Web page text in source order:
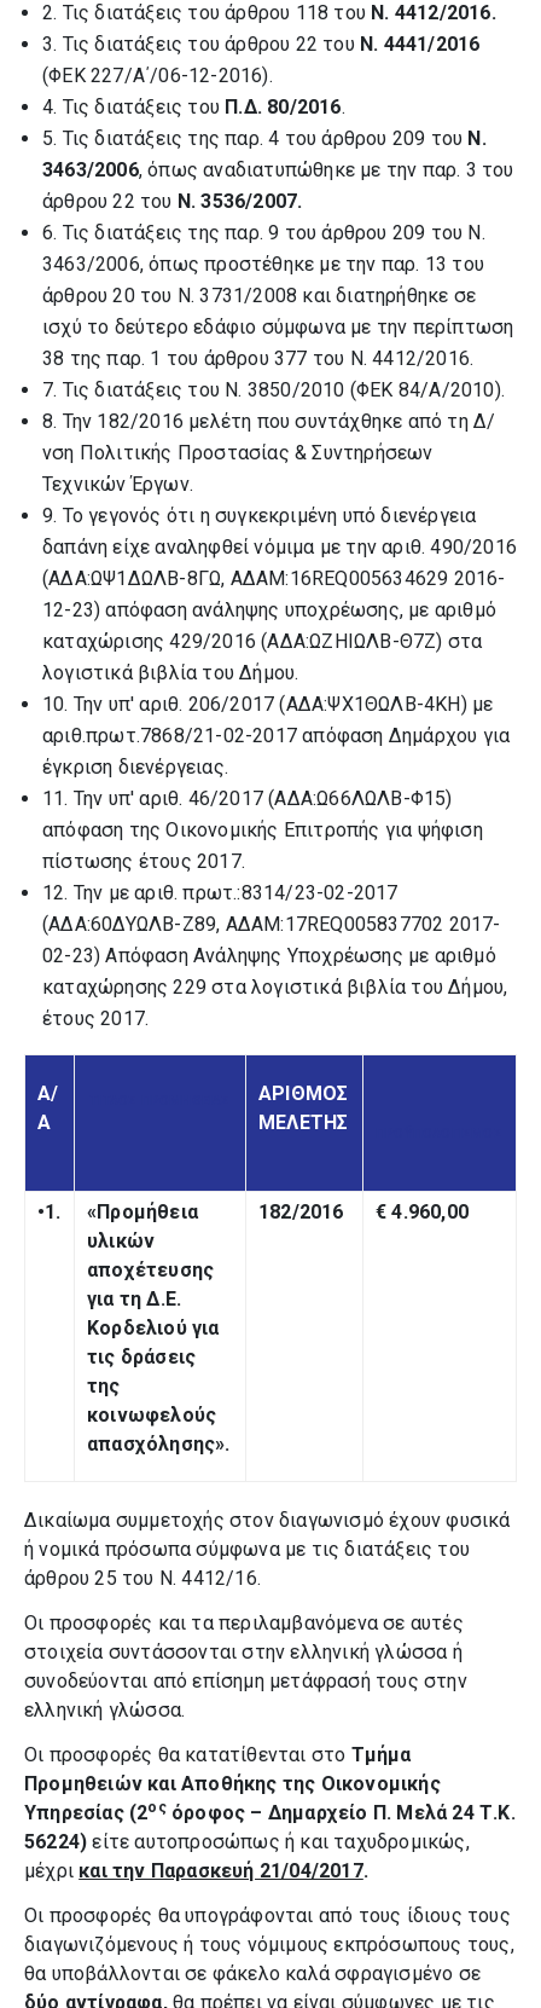
2. Τις διατάξεις του άρθρου 118 του Ν. 4412/2016.
3. Τις διατάξεις του άρθρου 22 του Ν. 4441/2016
(ΦΕΚ 227/Α΄/06-12-2016).
4. Τις διατάξεις του Π.Δ. 80/2016.
5. Τις διατάξεις της παρ. 4 του άρθρου 209 του Ν.
3463/2006, όπως αναδιατυπώθηκε με την παρ. 3 του
άρθρου 22 του Ν. 3536/2007.
6. Τις διατάξεις της παρ. 9 του άρθρου 209 του Ν.
3463/2006, όπως προστέθηκε με την παρ. 13 του
άρθρου 20 του Ν. 3731/2008 και διατηρήθηκε σε
ισχύ το δεύτερο εδάφιο σύμφωνα με την περίπτωση
38 της παρ. 1 του άρθρου 377 του Ν. 4412/2016.
7. Τις διατάξεις του Ν. 3850/2010 (ΦΕΚ 84/Α/2010).
8. Την 182/2016 μελέτη που συντάχθηκε από τη Δ/
νση Πολιτικής Προστασίας & Συντηρήσεων
Τεχνικών Έργων.
9. Το γεγονός ότι η συγκεκριμένη υπό διενέργεια
δαπάνη είχε αναληφθεί νόμιμα με την αριθ. 490/2016
(ΑΔΑ:ΩΨ1ΔΩΛΒ-8ΓΩ, ΑΔΑΜ:16REQ005634629 2016-
12-23) απόφαση ανάληψης υποχρέωσης, με αριθμό
καταχώρισης 429/2016 (ΑΔΑ:ΩΖΗΙΩΛΒ-Θ7Ζ) στα
λογιστικά βιβλία του Δήμου.
10. Την υπ' αριθ. 206/2017 (ΑΔΑ:ΨΧ1ΘΩΛΒ-4ΚΗ) με
αριθ.πρωτ.7868/21-02-2017 απόφαση Δημάρχου για
έγκριση διενέργειας.
11. Την υπ' αριθ. 46/2017 (ΑΔΑ:Ω66ΛΩΛΒ-Φ15)
απόφαση της Οικονομικής Επιτροπής για ψήφιση
πίστωσης έτους 2017.
12. Την με αριθ. πρωτ.:8314/23-02-2017
(ΑΔΑ:60ΔΥΩΛΒ-Ζ89, ΑΔΑΜ:17REQ005837702 2017-
02-23) Απόφαση Ανάληψης Υποχρέωσης με αριθμό
καταχώρησης 229 στα λογιστικά βιβλία του Δήμου,
έτους 2017.
Α/
Α
ΑΡΙΘΜΟΣ
ΜΕΛΕΤΗΣ
•1.
«Προμήθεια
υλικών
αποχέτευσης
για τη Δ.Ε.
Κορδελιού για
τις δράσεις
της
κοινωφελούς
απασχόλησης».
182/2016 € 4.960,00
Δικαίωμα συμμετοχής στον διαγωνισμό έχουν φυσικά
ή νομικά πρόσωπα σύμφωνα με τις διατάξεις του
άρθρου 25 του Ν. 4412/16.
Οι προσφορές και τα περιλαμβανόμενα σε αυτές
στοιχεία συντάσσονται στην ελληνική γλώσσα ή
συνοδεύονται από επίσημη μετάφρασή τους στην
ελληνική γλώσσα.
Οι προσφορές θα κατατίθενται στο Τμήμα
Προμηθειών και Αποθήκης της Οικονομικής
Υπηρεσίας (2οςόροφος – Δημαρχείο Π. Μελά 24 Τ.Κ.
56224) είτε αυτοπροσώπως ή και ταχυδρομικώς,
μέχρι και την Παρασκευή 21/04/2017.
Οι προσφορές θα υπογράφονται από τους ίδιους τους
διαγωνιζόμενους ή τους νόμιμους εκπρόσωπους τους,
θα υποβάλλονται σε φάκελο καλά σφραγισμένο σε
δύο αντίγραφα,θα πρέπει να είναι σύμφωνες με τις